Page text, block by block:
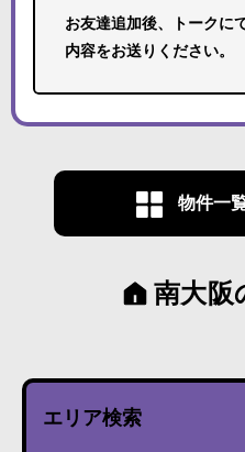
お友達追加後、トークに
内容をお送りください。
物件一
南大阪
エリア検索